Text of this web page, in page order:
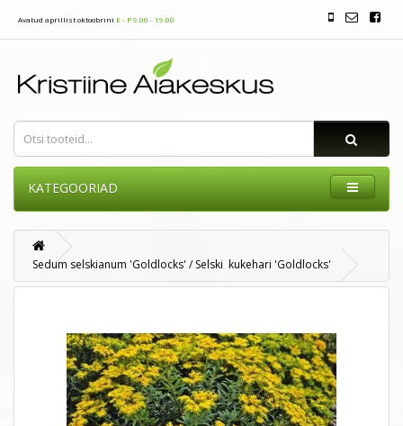
Avatud aprillist oktoobrini E - P 9.00 - 19.00
KATEGOORIAD
Sedum selskianum 'Goldlocks' / Selski kukehari 'Goldlocks'